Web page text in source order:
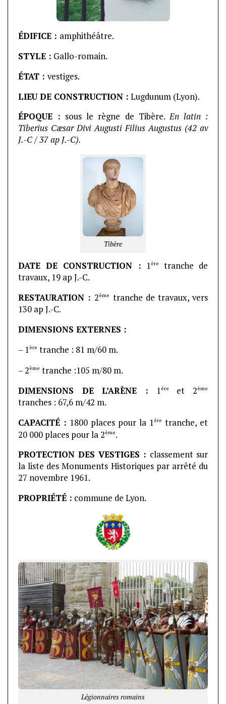
ÉDIFICE : amphithéâtre.
STYLE : Gallo-romain.
ÉTAT :vestiges.
LIEU DE CONSTRUCTION : Lugdunum (Lyon).
ÉPOQUE : sous le règne de Tibère.En latin :
Tiberius Cæsar Divi Augusti Filius Augustus (42 av
J.-C / 37 ap J.-C).
Tibère
DATE DE CONSTRUCTION : 1ère
tranche de
travaux, 19 ap J.-C.
RESTAURATION : 2ème tranche de travaux, vers
130 ap J.-C.
DIMENSIONS EXTERNES :
– 1ère tranche : 81 m/60 m.
– 2ème tranche :105 m/80 m.
DIMENSIONS DE L’ARÈNE : 1ère et 2ème
tranches : 67,6 m/42 m.
CAPACITÉ : 1800 places pour la 1ère tranche, et
20 000 places pour la 2ème.
PROTECTION DES VESTIGES : classement sur
la liste des Monuments Historiques par arrêté du
27 novembre 1961.
PROPRIÉTÉ : commune de Lyon.
Légionnaires romains